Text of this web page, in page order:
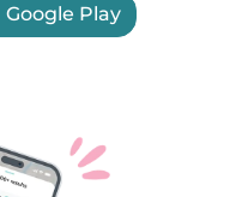
Google Play